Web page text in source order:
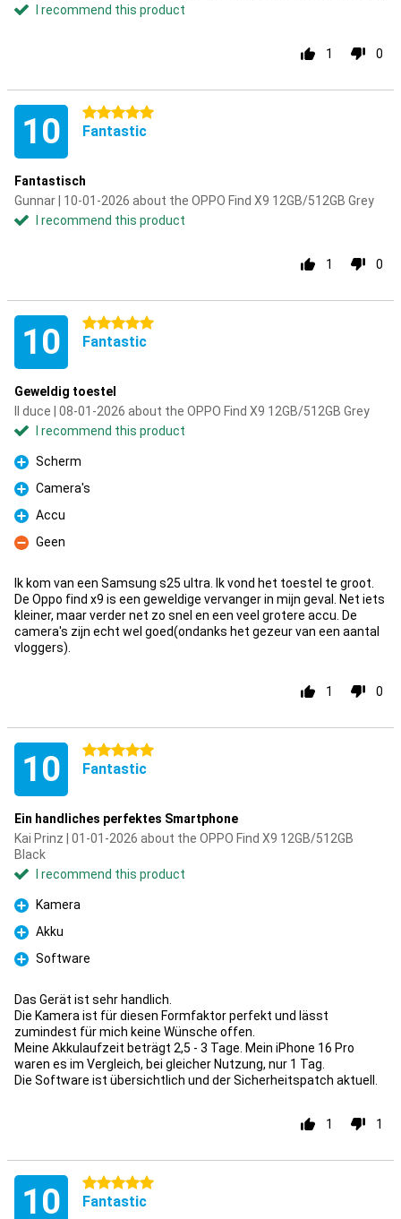
I recommend this product
1 0
10 5 stars
Fantastic
Fantastisch
Gunnar | 10-01-2026 about the OPPO Find X9 12GB/512GB Grey
I recommend this product
1 0
10 5 stars
Fantastic
Geweldig toestel
Il duce | 08-01-2026 about the OPPO Find X9 12GB/512GB Grey
I recommend this product
Pro
Scherm
Pro
Camera's
Pro
Accu
Con
Geen
Ik kom van een Samsung s25 ultra. Ik vond het toestel te groot.
De Oppo find x9 is een geweldige vervanger in mijn geval. Net iets
kleiner, maar verder net zo snel en een veel grotere accu. De
camera's zijn echt wel goed(ondanks het gezeur van een aantal
vloggers).
1 0
10 5 stars
Fantastic
Ein handliches perfektes Smartphone
Kai Prinz | 01-01-2026 about the OPPO Find X9 12GB/512GB
Black
I recommend this product
Pro
Kamera
Pro
Akku
Pro
Software
Das Gerät ist sehr handlich.
Die Kamera ist für diesen Formfaktor perfekt und lässt
zumindest für mich keine Wünsche offen.
Meine Akkulaufzeit beträgt 2,5 - 3 Tage. Mein iPhone 16 Pro
waren es im Vergleich, bei gleicher Nutzung, nur 1 Tag.
Die Software ist übersichtlich und der Sicherheitspatch aktuell.
1 1
10 5 stars
Fantastic